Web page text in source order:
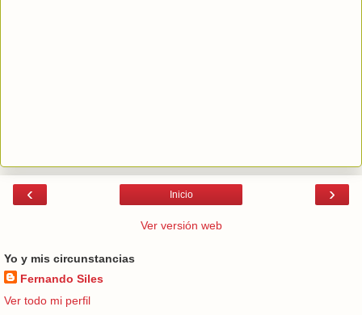
‹ ›
Inicio
Ver versión web
Yo y mis circunstancias
Fernando Siles
Ver todo mi perfil